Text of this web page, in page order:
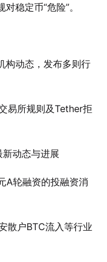
稳定币“危险”。
构动态，发布多则行
易所规则及Tether拒
动态与进展
A轮融资的投融资消
散户BTC流入等行业